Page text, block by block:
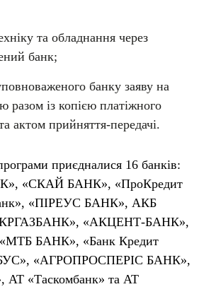
та обладнання через
банк;
банку заяву на
разом із копією платіжного
актом прийняття-передачі.
приєдналися 16 банків:
«СКАЙ БАНК», «ПроКредит
«ПІРЕУС БАНК», АКБ
«АКЦЕНТ-БАНК»,
БАНК», «Банк Кредит
«АГРОПРОСПЕРІС БАНК»,
АТ «Таскомбанк» та АТ